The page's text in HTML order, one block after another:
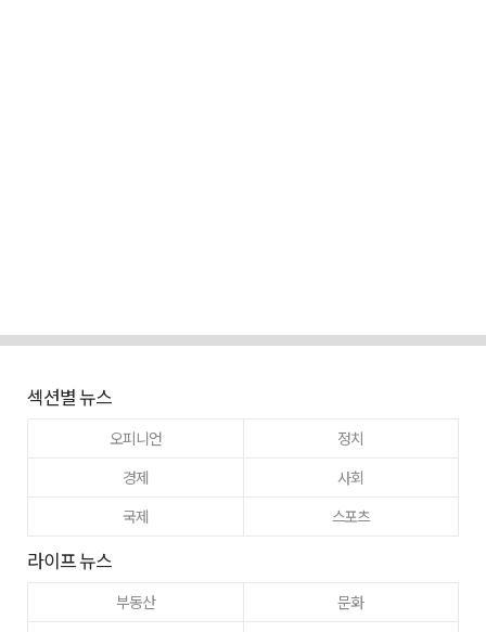
섹션별 뉴스
오피니언
정치
경제
사회
국제
스포츠
라이프 뉴스
부동산
문화